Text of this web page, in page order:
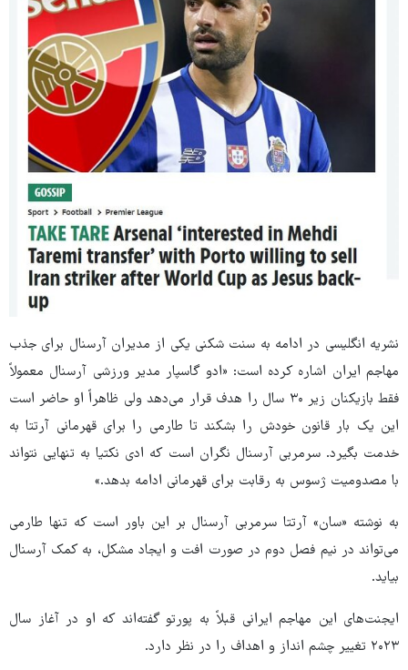
نشریه انگلیسی در ادامه به سنت شکنی یکی از مدیران آرسنال برای جذب
مهاجم ایران اشاره کرده است: «ادو گاسپار مدیر ورزشی آرسنال معمولاً
فقط بازیکنان زیر ۳۰ سال را هدف قرار می‌دهد ولی ظاهراً او حاضر است
این یک بار قانون خودش را بشکند تا طارمی را برای قهرمانی آرتتا به
خدمت بگیرد. سرمربی آرسنال نگران است که ادی نکتیا به تنهایی نتواند
با مصدومیت ژسوس به رقابت برای قهرمانی ادامه بدهد.»
به نوشته «سان» آرتتا سرمربی آرسنال بر این باور است که تنها طارمی
می‌تواند در نیم فصل دوم در صورت افت و ایجاد مشکل، به کمک آرسنال
بیاید.
ایجنت‌های این مهاجم ایرانی قبلاً به پورتو گفته‌اند که او در آغاز سال
۲۰۲۳ تغییر چشم انداز و اهداف را در نظر دارد.